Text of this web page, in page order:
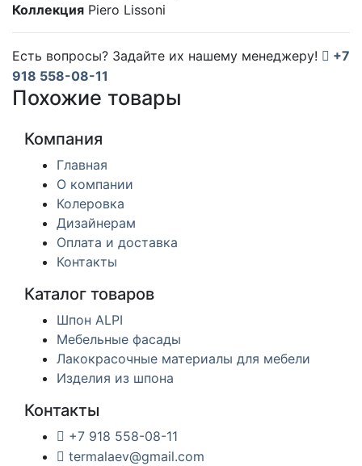
Коллекция Piero Lissoni
Есть вопросы? Задайте их нашему менеджеру!
+7
918 558-08-11
Похожие товары
Компания
Главная
О компании
Колеровка
Дизайнерам
Оплата и доставка
Контакты
Каталог товаров
Шпон ALPI
Мебельные фасады
Лакокрасочные материалы для мебели
Изделия из шпона
Контакты
+7 918 558-08-11
termalaev@gmail.com